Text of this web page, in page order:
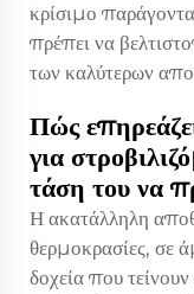
κρίσιμο
πρέπει να
των καλύτερων
Πώς
για
τάση του να
Η ακατάλληλη
θερμοκρασίες, σε
δοχεία που